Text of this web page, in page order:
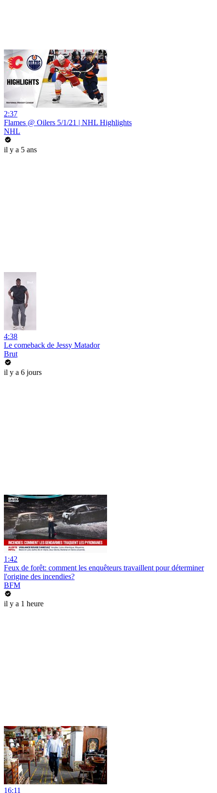
2:37
Flames @ Oilers 5/1/21 | NHL Highlights
NHL
il y a 5 ans
4:38
Le comeback de Jessy Matador
Brut
il y a 6 jours
1:42
Feux de forêt: comment les enquêteurs travaillent pour déterminer
l'origine des incendies?
BFM
il y a 1 heure
16:11